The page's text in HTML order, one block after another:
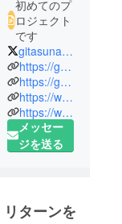
初めてのプ
ロジェクト
です
gitasunafes
https://guitarsnaps.jimdo.com/
https://guitarsnapsfestival.wixsite.com/gsfes
https://www.facebook.com/Guitarsnaps/
https://www.facebook.com/guitarsnapsfestival/
メッセー
ジを送る
リターンを